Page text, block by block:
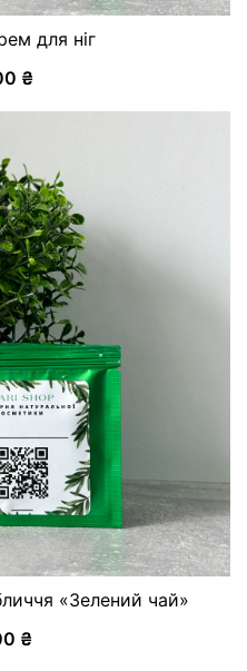
для ніг
₴
«Зелений чай»
₴